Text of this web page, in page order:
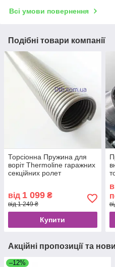
Всі умови повернення
Подібні товари компанії
Торсіонна Пружина для
воріт Thermoline гаражних
секційних ролет
від 1 099 ₴
від 1 249 ₴
Купити
Акційні пропозиції та
–12%